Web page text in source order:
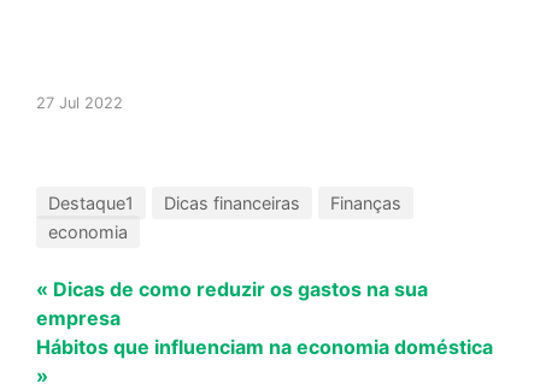
27 Jul 2022
Destaque1 Dicas financeiras
Finanças
economia
« Dicas de como reduzir os gastos na sua
empresa
Hábitos que influenciam na economia doméstica
»